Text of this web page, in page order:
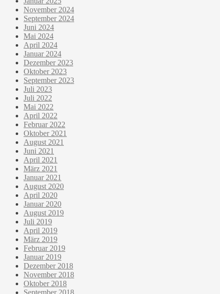
November 2024
September 2024
Juni 2024
Mai 2024
April 2024
Januar 2024
Dezember 2023
Oktober 2023
September 2023
Juli 2023
Juli 2022
Mai 2022
April 2022
Februar 2022
Oktober 2021
August 2021
Juni 2021
April 2021
März 2021
Januar 2021
August 2020
April 2020
Januar 2020
August 2019
Juli 2019
April 2019
März 2019
Februar 2019
Januar 2019
Dezember 2018
November 2018
Oktober 2018